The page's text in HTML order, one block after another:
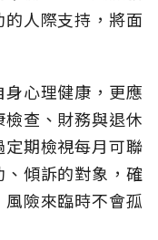
人際支持，將面
心理健康，更應
查、財務與退休
期檢視每月可聯
傾訴的對象，確
險來臨時不會孤